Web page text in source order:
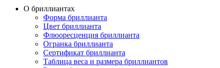
О бриллиантах
Форма бриллианта
Цвет бриллианта
Флюоресценция бриллианта
Огранка бриллианта
Сертификат бриллианта
Таблица веса и размера бриллиантов